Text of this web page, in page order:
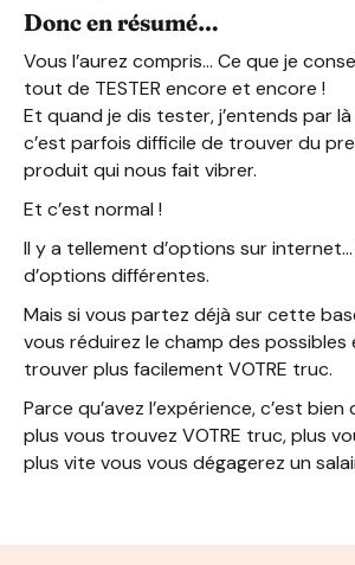
Donc en résumé…
Vous l’aurez compris… Ce que je
tout de TESTER encore et encore !
Et quand je dis tester, j’entends par
c’est parfois difficile de trouver du
produit qui nous fait vibrer.
Et c’est normal !
Il y a tellement d’options sur
d’options différentes.
Mais si vous partez déjà sur cette
vous réduirez le champ des possibles
trouver plus facilement VOTRE truc.
Parce qu’avez l’expérience, c’est bien
plus vous trouvez VOTRE truc, plus
plus vite vous vous dégagerez un